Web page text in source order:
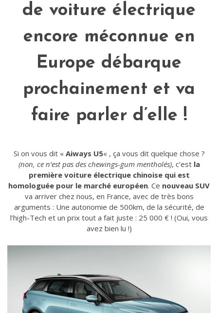
de voiture électrique
encore méconnue en
Europe débarque
prochainement et va
faire parler d’elle !
Si on vous dit « Aiways U5« , ça vous dit quelque chose ?
(non, ce n’est pas des chewings-gum mentholés), c’estla
première voiture électrique chinoise qui est
homologuée pour le marché européen. Ce nouveau SUV
va arriver chez nous, en France, avec de très bons
arguments : Une autonomie de 500km, de la sécurité, de
l’high-Tech et un prix tout a fait juste : 25 000 € ! (Oui, vous
avez bien lu !)